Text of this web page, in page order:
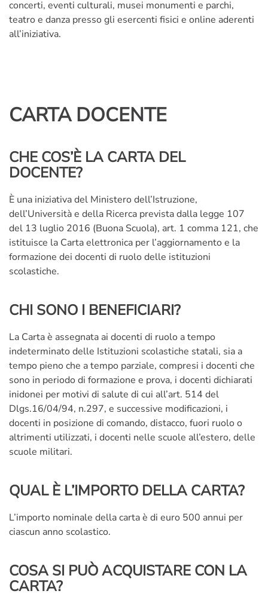
concerti, eventi culturali, musei monumenti e parchi,
teatro e danza presso gli esercenti fisici e online aderenti
all’iniziativa.
CARTA DOCENTE
CHE COS’È LA CARTA DEL
DOCENTE?
È una iniziativa del Ministero dell’Istruzione,
dell’Università e della Ricerca prevista dalla legge 107
del 13 luglio 2016 (Buona Scuola), art. 1 comma 121, che
istituisce la Carta elettronica per l’aggiornamento e la
formazione dei docenti di ruolo delle istituzioni
scolastiche.
CHI SONO I BENEFICIARI?
La Carta è assegnata ai docenti di ruolo a tempo
indeterminato delle Istituzioni scolastiche statali, sia a
tempo pieno che a tempo parziale, compresi i docenti che
sono in periodo di formazione e prova, i docenti dichiarati
inidonei per motivi di salute di cui all’art. 514 del
Dlgs.16/04/94, n.297, e successive modificazioni, i
docenti in posizione di comando, distacco, fuori ruolo o
altrimenti utilizzati, i docenti nelle scuole all’estero, delle
scuole militari.
QUAL È L’IMPORTO DELLA CARTA?
L’importo nominale della carta è di euro 500 annui per
ciascun anno scolastico.
COSA SI PUÒ ACQUISTARE CON LA
CARTA?